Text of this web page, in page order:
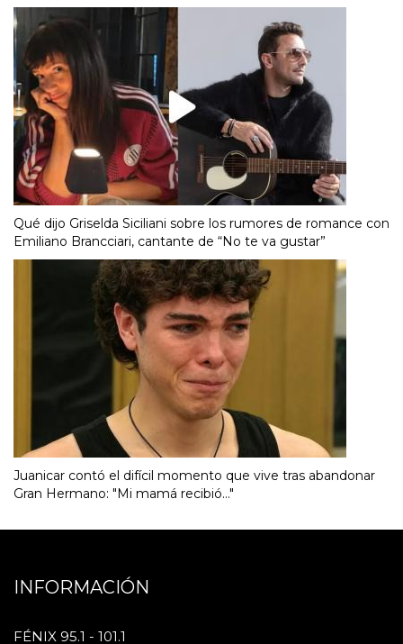
Qué dijo Griselda Siciliani sobre los rumores de romance con
Emiliano Brancciari, cantante de “No te va gustar”
Juanicar contó el difícil momento que vive tras abandonar
Gran Hermano: "Mi mamá recibió..."
INFORMACIÓN
FÉNIX 95.1 - 101.1